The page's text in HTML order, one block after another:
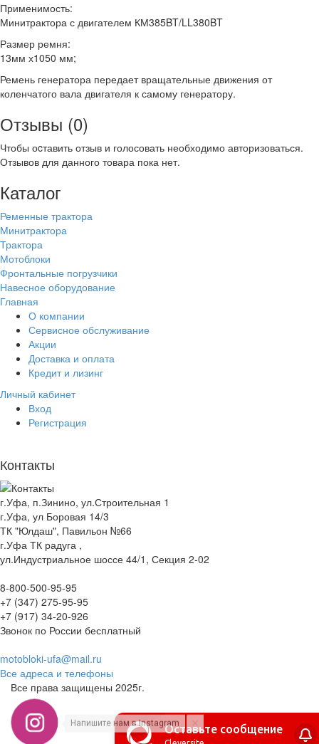
Применимость:
Минитрактора с двигателем КМ385BT/LL380BT
Размер ремня:
13мм х1050 мм;
Ремень генератора передает вращательные движения от
коленчатого вала двигателя к самому генератору.
Отзывы (0)
Чтобы оcтавить отзыв и голосовать необходимо авторизоваться.
Отзывов для данного товара пока нет.
Каталог
Ременные трактора
Минитрактора
Трактора
Мотоблоки
Фронтальные погрузчики
Навесное оборудование
Главная
О компании
Сервисное обслуживание
Акции
Доставка и оплата
Кредит и лизинг
Личный кабинет
Вход
Регистрация
Контакты
г.Уфа, п.Зинино, ул.Строительная 1
г.Уфа, ул Боровая 14/3
ТК "Юлдаш", Павильон №66
г.Уфа ТК радуга ,
ул.Индустриальное шоссе 44/1, Секция 2-02
8-800-500-95-95
+7 (347) 275-95-95
+7 (917) 34-20-926
Звонок по России бесплатный
motobloki-ufa@mail.ru
Все адреса и телефоны
Все права защищены 2025г.
Оставьте сообщение
Напишите нам в Instagram